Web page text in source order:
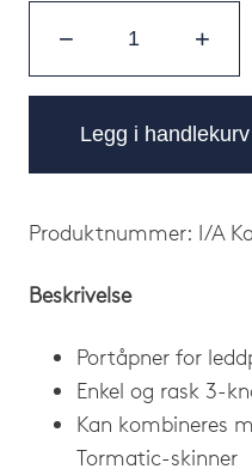
− +
Legg i handlekurv
Produktnummer: I/A
Beskrivelse
Portåpner for
Enkel og rask 3-
Kan kombineres
Tormatic-skinner